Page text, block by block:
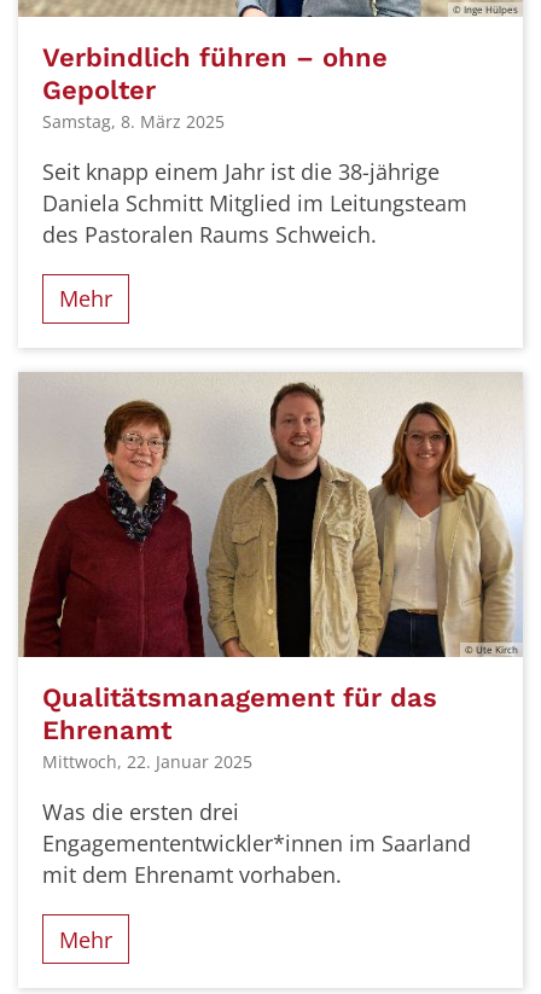
© Inge Hülpes
Verbindlich führen – ohne
Gepolter
Samstag, 8. März 2025
Seit knapp einem Jahr ist die 38-jährige
Daniela Schmitt Mitglied im Leitungsteam
des Pastoralen Raums Schweich.
Mehr
© Ute Kirch
Qualitätsmanagement für das
Ehrenamt
Mittwoch, 22. Januar 2025
Was die ersten drei
Engagemententwickler*innen im Saarland
mit dem Ehrenamt vorhaben.
Mehr